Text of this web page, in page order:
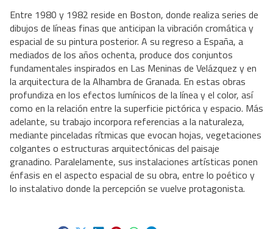
Entre 1980 y 1982 reside en Boston, donde realiza series de
dibujos de líneas finas que anticipan la vibración cromática y
espacial de su pintura posterior. A su regreso a España, a
mediados de los años ochenta, produce dos conjuntos
fundamentales inspirados en Las Meninas de Velázquez y en
la arquitectura de la Alhambra de Granada. En estas obras
profundiza en los efectos lumínicos de la línea y el color, así
como en la relación entre la superficie pictórica y espacio. Más
adelante, su trabajo incorpora referencias a la naturaleza,
mediante pinceladas rítmicas que evocan hojas, vegetaciones
colgantes o estructuras arquitectónicas del paisaje
granadino. Paralelamente, sus instalaciones artísticas ponen
énfasis en el aspecto espacial de su obra, entre lo poético y
lo instalativo donde la percepción se vuelve protagonista.